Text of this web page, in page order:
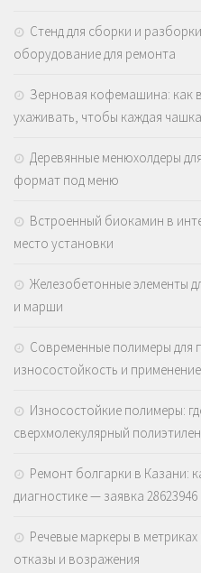
Стенд для сборки и
оборудование для ремонта
Зерновая кофемашина: как
ухаживать, чтобы каждая
Деревянные менюхолдеры
формат под меню
Встроенный биокамин в
место установки
Железобетонные элементы
и марши
Современные полимеры для
износостойкость и применение
Износостойкие полимеры:
сверхмолекулярный
Ремонт болгарки в Казани:
диагностике — заявка 28623946
Речевые маркеры в
отказы и возражения